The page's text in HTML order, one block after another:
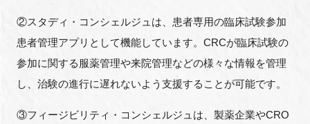
②スタディ・コンシェルジュは、患者専用の臨床試験参加
患者管理アプリとして機能しています。CRCが臨床試験の
参加に関する服薬管理や来院管理などの様々な情報を管理
し、治験の進行に遅れないよう支援することが可能です。
③フィージビリティ・コンシェルジュは、製薬企業やCRO